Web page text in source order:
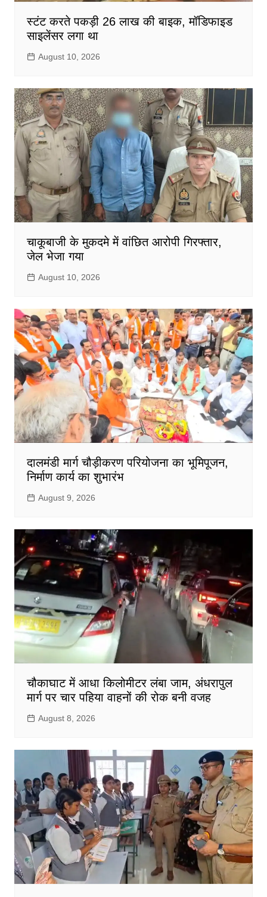
स्टंट करते पकड़ी 26 लाख की बाइक, मॉडिफाइड
साइलेंसर लगा था
August 10, 2026
चाकूबाजी के मुकदमे में वांछित आरोपी गिरफ्तार,
जेल भेजा गया
August 10, 2026
दालमंडी मार्ग चौड़ीकरण परियोजना का भूमिपूजन,
निर्माण कार्य का शुभारंभ
August 9, 2026
चौकाघाट में आधा किलोमीटर लंबा जाम, अंधरापुल
मार्ग पर चार पहिया वाहनों की रोक बनी वजह
August 8, 2026